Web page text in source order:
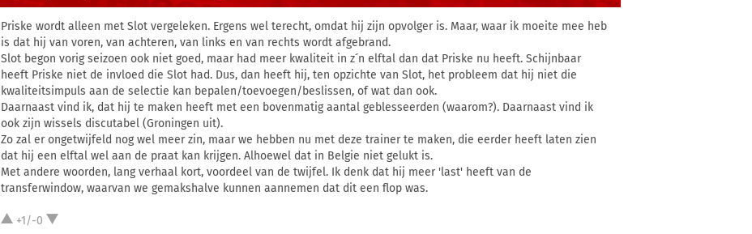
Priske wordt alleen met Slot vergeleken. Ergens wel terecht, omdat hij zijn opvolger is. Maar, waar ik moeite mee heb
is dat hij van voren, van achteren, van links en van rechts wordt afgebrand.
Slot begon vorig seizoen ook niet goed, maar had meer kwaliteit in z´n elftal dan dat Priske nu heeft. Schijnbaar
heeft Priske niet de invloed die Slot had. Dus, dan heeft hij, ten opzichte van Slot, het probleem dat hij niet die
kwaliteitsimpuls aan de selectie kan bepalen/toevoegen/beslissen, of wat dan ook.
Daarnaast vind ik, dat hij te maken heeft met een bovenmatig aantal geblesseerden (waarom?). Daarnaast vind ik
ook zijn wissels discutabel (Groningen uit).
Zo zal er ongetwijfeld nog wel meer zin, maar we hebben nu met deze trainer te maken, die eerder heeft laten zien
dat hij een elftal wel aan de praat kan krijgen. Alhoewel dat in Belgie niet gelukt is.
Met andere woorden, lang verhaal kort, voordeel van de twijfel. Ik denk dat hij meer 'last' heeft van de
transferwindow, waarvan we gemakshalve kunnen aannemen dat dit een flop was.
+1/-0